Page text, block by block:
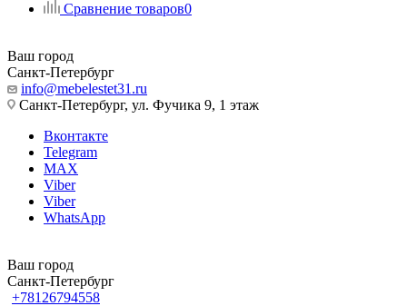
Сравнение товаров0
Ваш город
Санкт-Петербург
info@mebelestet31.ru
Санкт-Петербург, ул. Фучика 9, 1 этаж
Вконтакте
Telegram
MAX
Viber
Viber
WhatsApp
Ваш город
Санкт-Петербург
+78126794558